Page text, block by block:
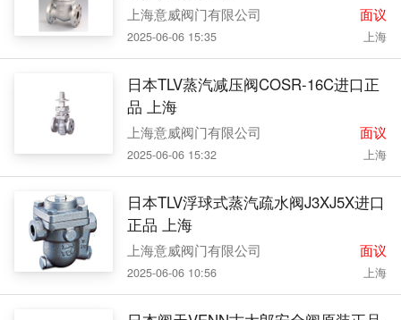
上海意威阀门有限公司 面议
2025-06-06 15:35 上海
日本TLV蒸汽减压阀COSR-16C进口正
品 上海
上海意威阀门有限公司 面议
2025-06-06 15:32 上海
日本TLV浮球式蒸汽疏水阀J3XJ5X进口
正品 上海
上海意威阀门有限公司 面议
2025-06-06 10:56 上海